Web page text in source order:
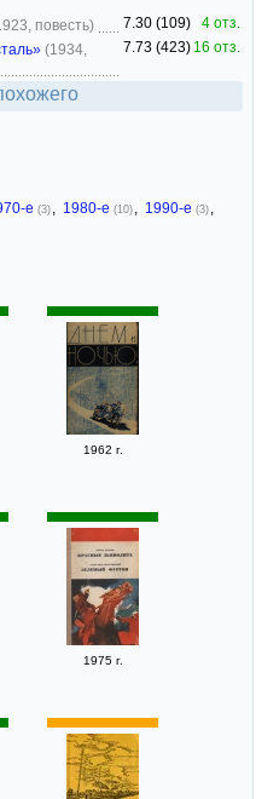
повесть) 7.30 (109)
4 отз.
(1934,
7.73 (423) 16 отз.
е (3) , 1980-е (10) , 1990-е (3) ,
1962 г.
1975 г.